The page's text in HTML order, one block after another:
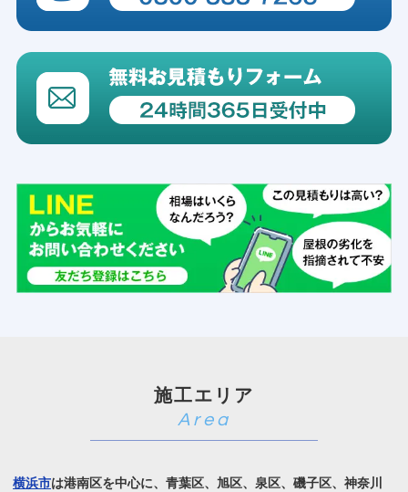
施工エリア
横浜市は港南区を中心に、青葉区、旭区、泉区、磯子区、神奈川